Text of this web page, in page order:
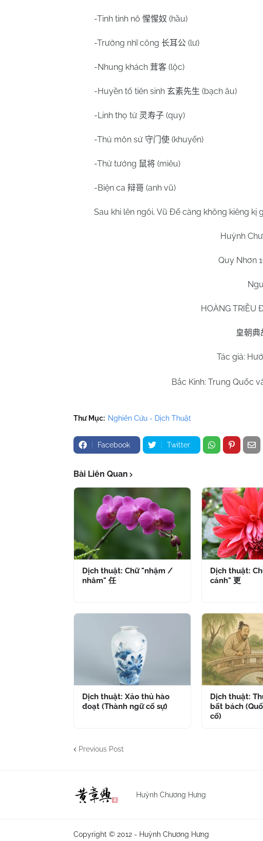
-Tinh tinh nô 惺惺奴 (hầu)
-Trường nhĩ công 长耳公 (lư)
-Nhung khách 茸客 (lộc)
-Huyền tố tiên sinh 玄素先生 (bạch âu)
-Linh thọ tử 灵寿子 (quy)
-Thủ môn sứ 守门使 (khuyển)
-Thử tướng 鼠将 (miêu)
-Biện ca 辩哥 (anh vũ)
Sau khi lên ngôi, Vũ Đế càng không kiêng kị
Huỳnh
Quy Nhơn
HOÀNG TRIỀU
皇朝典
Tác giả:
Bắc Kinh: Trung Quốc
Thư Mục: Nghiên Cứu - Dịch Thuật
Facebook Twitter
Bài Liên Quan
Dịch thuật: Chữ "nhậm /
nhâm" 任
Dịch thuật:
cánh" 更
Dịch thuật: Xảo thủ hào
đoạt (Thành ngữ cố sự)
Dịch thuật:
bất bách
cố)
Previous Post
Huỳnh Chương Hưng
Copyright © 2012 - Huỳnh Chương Hưng